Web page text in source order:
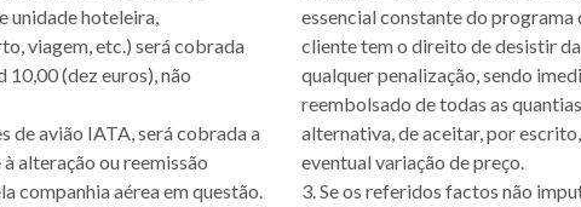
unidade hoteleira,
viagem, etc.) será cobrada
10,00 (dez euros), não
de avião IATA, será cobrada a
alteração ou reemissão
companhia aérea em questão.
essencial constante do programa
cliente tem o direito de desistir
qualquer penalização, sendo
reembolsado de todas as
alternativa, de aceitar, por
eventual variação de preço.
3. Se os referidos factos não